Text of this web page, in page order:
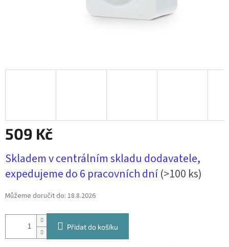
509 Kč
cena:
Skladem v centrálním skladu dodavatele,
expedujeme do 6 pracovních dní(>100 ks)
Můžeme doručit do: 18.8.2026
Přidat do košíku